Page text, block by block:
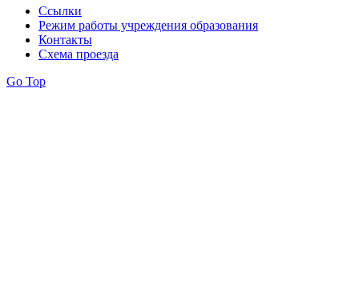
Ссылки
Режим работы учреждения образования
Контакты
Схема проезда
Go Top